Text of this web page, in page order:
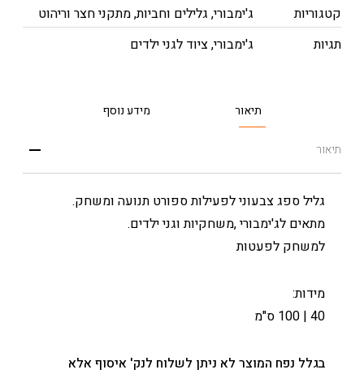
קטגוריות
ג'ימבורי, גלילים וחביות,מתקני חצר וריהוט
תגיות
ג'ימבורי,ציוד לגני ילדים
תיאור מידע נוסף
תיאור
גליל ספג צבעוני לפעילות ספורט תנועה ומשחק.
מתאים לג'ימבורי ,משחקיות וגני ילדים.
למשחק לפעטות
מידות:
40 | 100 ס"מ
בגלל נפח המוצר לא ניתן לשלוח לנק' איסוף אלא